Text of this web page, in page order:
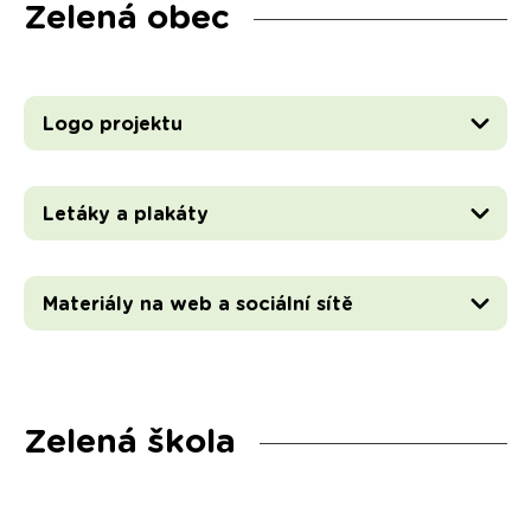
Zelená obec
Logo projektu
Letáky a plakáty
Materiály na web a sociální sítě
Zelená škola